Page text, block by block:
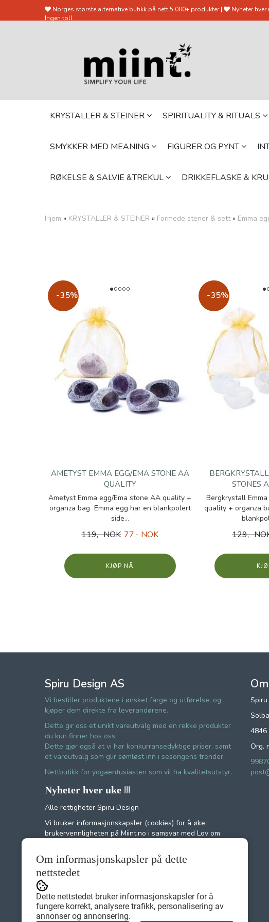
Norges største alternative butikk på nett 5.000+ produkter |
Nyheter hver
Ingen toll
KRYSTALLER & STEINER SPIRITUALITY & RITUALS
SMYKKER MED MEANING FIGURER OG PYNT
RØKELSE & SALVIE &TREKUL DRIKKEFLASKE &
Hjem » KRYSTALLER & STEINER » Formede stener & sett» Emma
-35%
AMETYST EMMA EGG/EMA STONE AA
QUALITY
Ametyst Emma egg/Ema stone AA quality +
organza bag Emma egg har en blankpolert
side...
119,- NOK 77,- NOK
KJØP
-35%
STONES
Bergkrystall
quality + organza
129,-
Spiru Design AS
Vi bestiller produktene i ønsket farge og utførelse, og
kjøper dem direkte fra leverandørene.
Dette gir oss et unikt vareutvalg med en rekke produkter
du kun finner hos oss.
Dette gjør også at vi har konkurransedyktige priser, samt
et vareutvalg som glir sømløst inn i sesongens trender.
Nettbutikk for yogaentusiasten som vil ha kvalitetsutstyr.
Nyheter hver uke !!!
Alle rettigheter Spiru Design
Vi bruker informasjonskapsler (cookies) for å øke
brukervennligheten på Miint.no i samsvar med Lov om
Miint.no, forutsetter vi at du samtykker til dette.
Miint no.
Org.
Om informasjonskapsler på dette
nettstedet
Dette nettstedet bruker informasjonskapsler for å
fungere korrekt, analysere trafikk, personalisering av
annonser og annonsering.